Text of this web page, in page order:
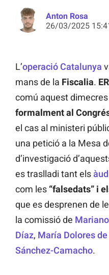
Anton Rosa
26/03/2025
L’operació Catalunya
mans de la Fiscalia.
comú aquest
formalmental
el cas al ministeri
una petició a la Mesa
d’investigació
es traslladi tant els
com les “falsedats” i
que es desprenen de
la comissió de
Díaz, María Dolores
Sánchez-Camacho.